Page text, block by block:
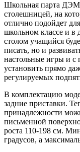
Школьная парта
столешницей, на
отлично подойдет
школьном классе и в
столом учащийся
писать, но и
настольные игры и с
установить прямо
регулируемых
В комплектацию
задние приставки.
принадлежности
письменной
роста 110-198 см.
градусов, а